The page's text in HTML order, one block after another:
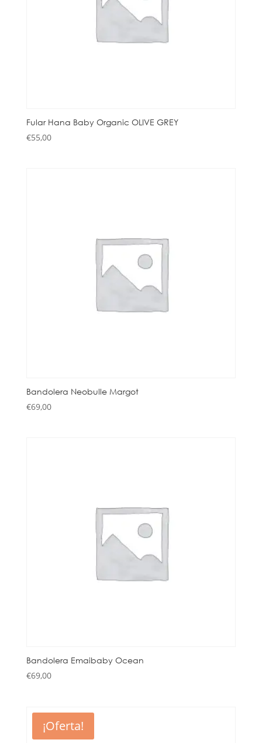
Fular Hana Baby Organic OLIVE GREY
€55,00
Bandolera Neobulle Margot
€69,00
Bandolera Emaibaby Ocean
€69,00
¡Oferta!